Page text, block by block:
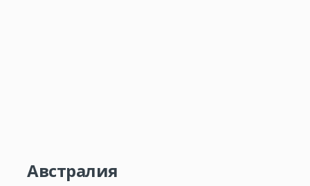
Австралия